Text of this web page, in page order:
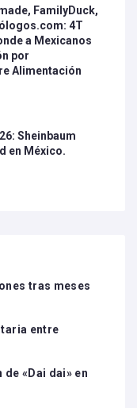
FamilyDuck,
4T
a Mexicanos
por
Alimentación
Sheinbaum
en México.
tras meses
entre
«Dai dai» en